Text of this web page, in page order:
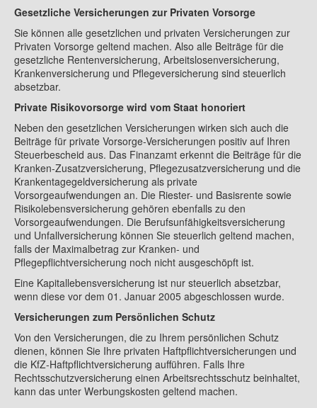
Kontakt
Partnerprogramme
Gesetzliche Versicherungen zur Privaten Vorsorge
Sie können alle gesetzlichen und privaten Versicherungen zur
Privaten Vorsorge geltend machen. Also alle Beiträge für die
gesetzliche Rentenversicherung, Arbeitslosenversicherung,
Krankenversicherung und Pflegeversicherung sind steuerlich
absetzbar.
Private Risikovorsorge wird vom Staat honoriert
Neben den gesetzlichen Versicherungen wirken sich auch die
Beiträge für private Vorsorge-Versicherungen positiv auf Ihren
Steuerbescheid aus. Das Finanzamt erkennt die Beiträge für die
Kranken-Zusatzversicherung, Pflegezusatzversicherung und die
Krankentagegeldversicherung als private
Vorsorgeaufwendungen an. Die Riester- und Basisrente sowie
Risikolebensversicherung gehören ebenfalls zu den
Vorsorgeaufwendungen. Die Berufsunfähigkeitsversicherung
und Unfallversicherung können Sie steuerlich geltend machen,
falls der Maximalbetrag zur Kranken- und
Pflegepflichtversicherung noch nicht ausgeschöpft ist.
Eine Kapitallebensversicherung ist nur steuerlich absetzbar,
wenn diese vor dem 01. Januar 2005 abgeschlossen wurde.
Versicherungen zum Persönlichen Schutz
Von den Versicherungen, die zu Ihrem persönlichen Schutz
dienen, können Sie Ihre privaten Haftpflichtversicherungen und
die KfZ-Haftpflichtversicherung aufführen. Falls Ihre
Rechtsschutzversicherung einen Arbeitsrechtsschutz beinhaltet,
kann das unter Werbungskosten geltend machen.